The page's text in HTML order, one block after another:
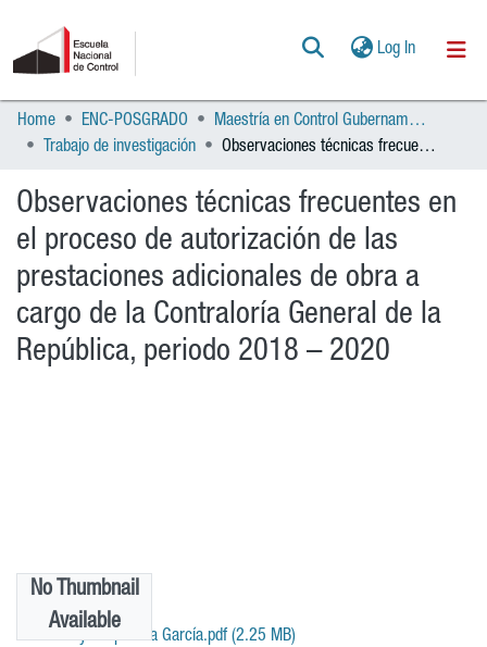
Log In(current)
Communities & Collections
Statistics
POLÍTICAS
AYUDA
Home ENC-POSGRADO
Maestría en Control Gubernamental
Trabajo de investigación
Observaciones técnicas frecuentes en el proceso de autorización de las prestaciones adicionales de obra a cargo de la Contraloría General de la República, periodo 2018 – 2020
Observaciones técnicas frecuentes en
el proceso de autorización de las
prestaciones adicionales de obra a
cargo de la Contraloría General de la
República, periodo 2018 – 2020
No Thumbnail
Available
Files
TIB-Jimmy Malpartida García.pdf (2.25 MB)